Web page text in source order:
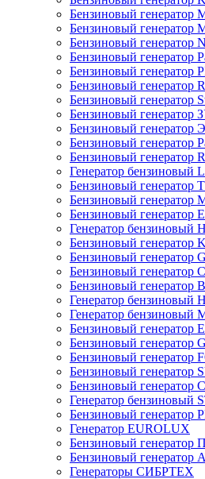
Бензиновый генератор
Бензиновый генератор
Бензиновый генератор
Бензиновый генератор
Бензиновый генератор
Бензиновый генератор
Бензиновый генератор
Бензиновый генератор
Бензиновый генератор
Бензиновый генератор
Бензиновый генератор
Генератор бензиновый
Бензиновый генератор
Бензиновый генератор
Бензиновый генератор
Генератор бензиновый
Бензиновый генератор
Бензиновый генератор
Бензиновый
Бензиновый генератор
Генератор бензиновый
Генератор бензиновый
Бензиновый генератор
Бензиновый генератор
Бензиновый генератор
Бензиновый генератор
Бензиновый генератор
Генератор бензиновый
Бензиновый
Генератор EUROLUX
Бензиновый
Бензиновый генератор
Генераторы СИБРТЕХ